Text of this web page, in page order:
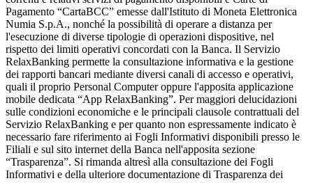
Pagamento “CartaBCC” emesse dall'Istituto di Moneta Elettronica
Numia S.p.A., nonché la possibilità di operare a distanza per
l'esecuzione di diverse tipologie di operazioni dispositive, nel
rispetto dei limiti operativi concordati con la Banca. Il Servizio
RelaxBanking permette la consultazione informativa e la gestione
dei rapporti bancari mediante diversi canali di accesso e operativi,
quali il proprio Personal Computer oppure l'apposita applicazione
mobile dedicata “App RelaxBanking”. Per maggiori delucidazioni
sulle condizioni economiche e le principali clausole contrattuali del
Servizio RelaxBanking e per quanto non espressamente indicato è
necessario fare riferimento ai Fogli Informativi disponibili presso le
Filiali e sul sito internet della Banca nell'apposita sezione
“Trasparenza”. Si rimanda altresì alla consultazione dei Fogli
Informativi e della ulteriore documentazione di Trasparenza dei